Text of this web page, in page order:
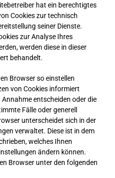
hat ein berechtigtes
Cookies zur technisch
seiner Dienste.
zur Analyse Ihres
werden diese in dieser
behandelt.
Browser so einstellen
von Cookies informiert
entscheiden oder die
Fälle oder generell
unterscheidet sich in der
verwaltet. Diese ist in dem
welches Ihnen
ändern können.
Browser unter den folgenden